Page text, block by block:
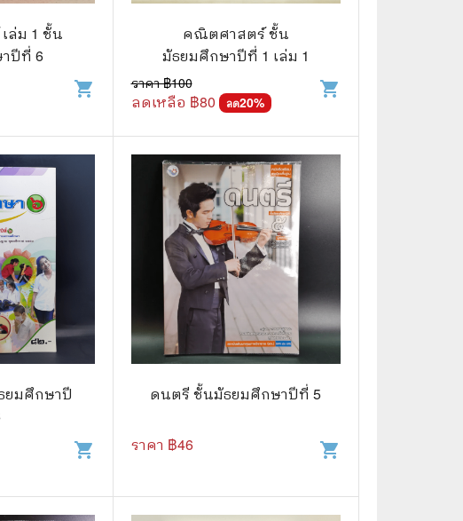
ล่ม 1 ชั้น
ปีที่ 6
shopping_cart
คณิตศาสตร์ ชั้น
มัธยมศึกษาปีที่ 1 เล่ม 1
ราคา ฿100
ลดเหลือ ฿80 ลด20%
shopping_cart
ยมศึกษาปี
shopping_cart
ดนตรี ชั้นมัธยมศึกษาปีที่ 5
ราคา ฿46 shopping_cart
าม
🧏‍♀️ Languages
🪐 Science & Math
🏋️‍♂️ Health and Well-Being
😊 Self-Enrichment
👔 Business and Economics
🖥️ Computers & Technology
🧑‍🏫 Education & Teaching
🎶 Music & Movie
🧒 Children's Books
👪 Family and Relationships
⚙️ Engineering & Transportation